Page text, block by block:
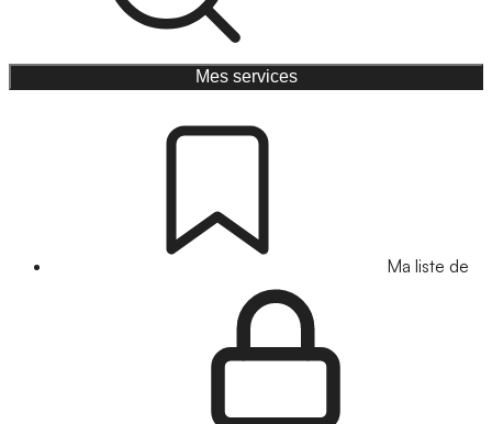
Mes services
Ma liste de